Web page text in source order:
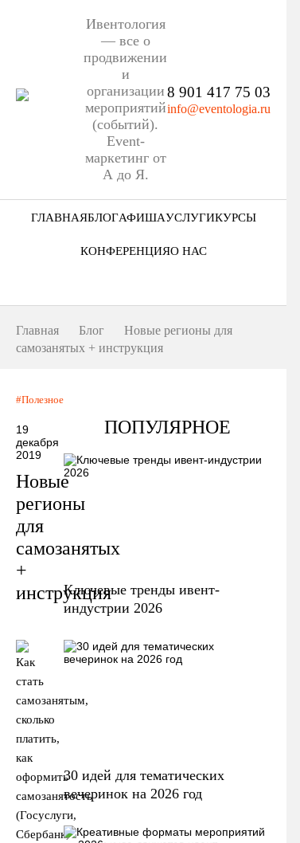
Ивентология
— все о
продвижении
и
организации
мероприятий
(событий).
Event-
маркетинг от
А до Я.
8 901 417 75 03
info@eventologia.ru
ГЛАВНАЯБЛОГ
Ниша
Формат
Еще
АФИШАУСЛУГИКУРСЫ
КОНФЕРЕНЦИЯО НАС
Портфолио
Главная Блог
Новые регионы для
самозанятых + инструкция
Полезное
19
декабря
2019
Новые
регионы
для
самозанятых
+
инструкция
ПОПУЛЯРНОЕ
Ключевые тренды ивент-
индустрии 2026
30 идей для тематических
вечеринок на 2026 год